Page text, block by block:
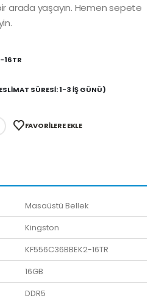
arada yaşayın. Hemen sepete
16TR
SÜRESI: 1-3 İŞ GÜNÜ)
FAVORILERE EKLE
Masaüstü Bellek
Kingston
KF556C36BBEK2-16TR
16GB
DDR5